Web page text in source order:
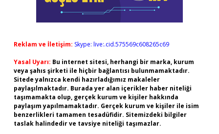
Reklam ve İletişim: Skype: live:.cid.575569c608265c69
Yasal Uyarı: Bu internet sitesi, herhangi bir marka, kurum
veya şahıs şirketi ile hiçbir bağlantısı bulunmamaktadır.
Sitede yalnızca kendi hazırladığımız makaleler
paylaşılmaktadır. Burada yer alan içerikler haber niteliği
taşımamakta olup, gerçek kurum ve kişiler hakkında
paylaşım yapılmamaktadır. Gerçek kurum ve kişiler ile isim
benzerlikleri tamamen tesadüfidir. Sitemizdeki bilgiler
taslak halindedir ve tavsiye niteliği taşımazlar.